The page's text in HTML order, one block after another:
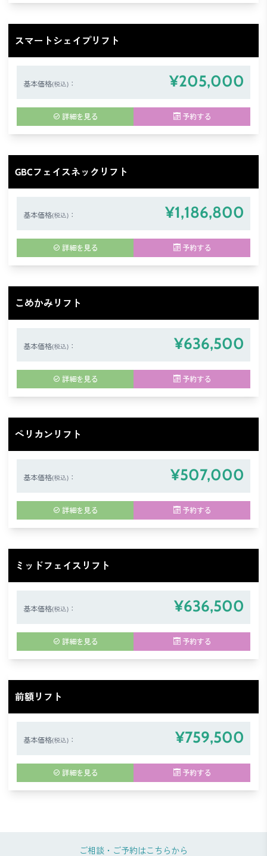
スマートシェイプリフト
基本価格(税込)： ¥205,000
詳細を見る 予約する
GBCフェイスネックリフト
基本価格(税込)： ¥1,186,800
詳細を見る 予約する
こめかみリフト
基本価格(税込)： ¥636,500
詳細を見る 予約する
ペリカンリフト
基本価格(税込)： ¥507,000
詳細を見る 予約する
ミッドフェイスリフト
基本価格(税込)： ¥636,500
詳細を見る 予約する
前額リフト
基本価格(税込)： ¥759,500
詳細を見る 予約する
ご相談・ご予約はこちらから